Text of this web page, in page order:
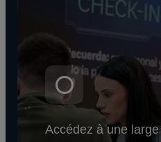
Accédez à une